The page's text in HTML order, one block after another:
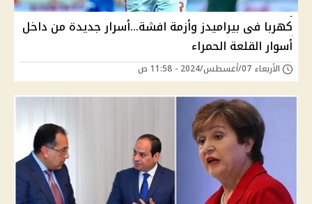
كهربا فى بيراميدز وأزمة افشة...أسرار جديدة من داخل
أسوار القلعة الحمراء
الأربعاء 07/أغسطس/2024 - 11:58 ص